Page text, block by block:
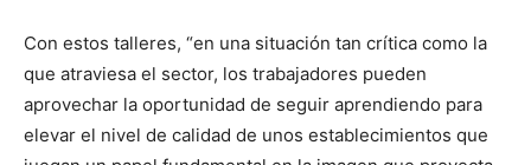
Con estos talleres, “en una situación tan crítica como la
que atraviesa el sector, los trabajadores pueden
aprovechar la oportunidad de seguir aprendiendo para
elevar el nivel de calidad de unos establecimientos que